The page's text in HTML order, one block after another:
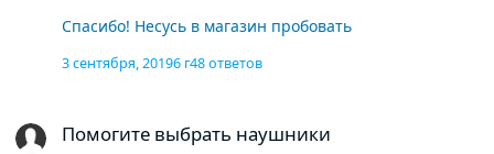
Спасибо! Несусь в магазин пробовать
3 сентября, 20196 г48 ответов
Помогите выбрать наушники